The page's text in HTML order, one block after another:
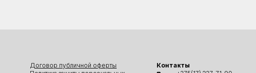
Договор публичной оферты
Контакты